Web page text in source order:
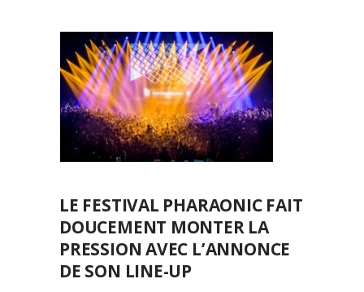
LE FESTIVAL PHARAONIC FAIT
DOUCEMENT MONTER LA
PRESSION AVEC L’ANNONCE
DE SON LINE-UP